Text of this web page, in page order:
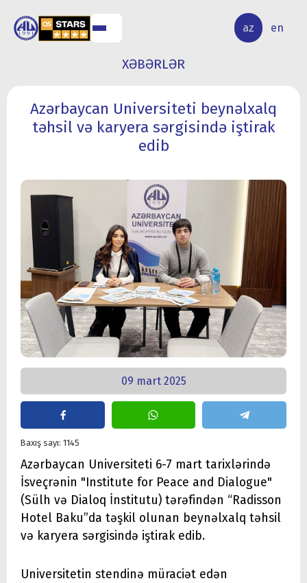
az en
ELMİ
TƏDQİQAT
XƏBƏRLƏR
Azərbaycan Universiteti beynəlxalq
təhsil və karyera sərgisində iştirak
edib
09 mart 2025
Baxış sayı: 1145
Azərbaycan Universiteti 6-7 mart tarixlərində
İsveçrənin "Institute for Peace and Dialogue"
(Sülh və Dialoq İnstitutu) tərəfindən “Radisson
Hotel Baku”da təşkil olunan beynəlxalq təhsil
və karyera sərgisində iştirak edib.
Universitetin stendinə müraciət edən